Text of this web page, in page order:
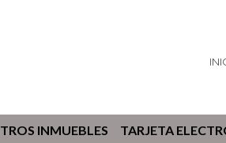
INMUEBLES TARJETA